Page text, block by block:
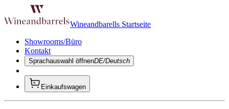
Wineandbarells Startseite
Showrooms/Büro
Kontakt
Sprachauswahl öffnenDE/Deutsch
Einkaufswagen